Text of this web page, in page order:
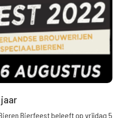
Bierfeest beleeft op vrijdag 5